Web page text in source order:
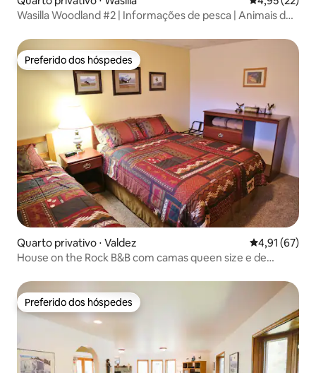
Wasilla Woodland #2 | Informações de pesca | Animais de
Preferido dos hóspedes
Preferido dos hóspedes
Quarto privativo ⋅ Valdez 4,91 de uma
4,91 (67)
House on the Rock B&B com camas queen size e de
Preferido dos hóspedes
Preferido dos hóspedes